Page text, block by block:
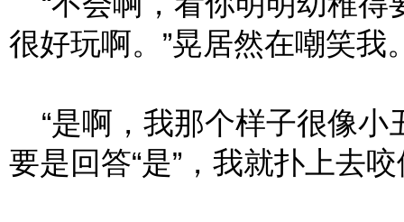
很好玩啊。”晃居然在嘲笑我
“是啊，我那个样子很像小
要是回答“是”，我就扑上去